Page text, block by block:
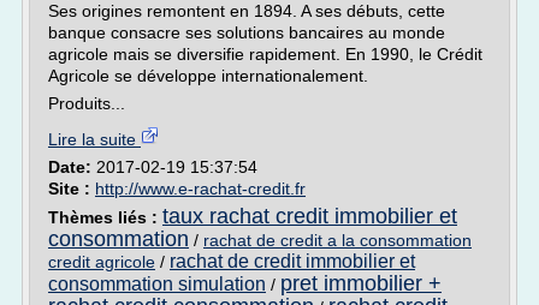
Ses origines remontent en 1894. A ses débuts, cette
banque consacre ses solutions bancaires au monde
agricole mais se diversifie rapidement. En 1990, le Crédit
Agricole se développe internationalement.
Produits...
Lire la suite
Date: 2017-02-19 15:37:54
Site : http://www.e-rachat-credit.fr
Thèmes liés : taux rachat credit immobilier et
consommation / rachat de credit a la consommation
credit agricole / rachat de credit immobilier et
consommation simulation / pret immobilier +